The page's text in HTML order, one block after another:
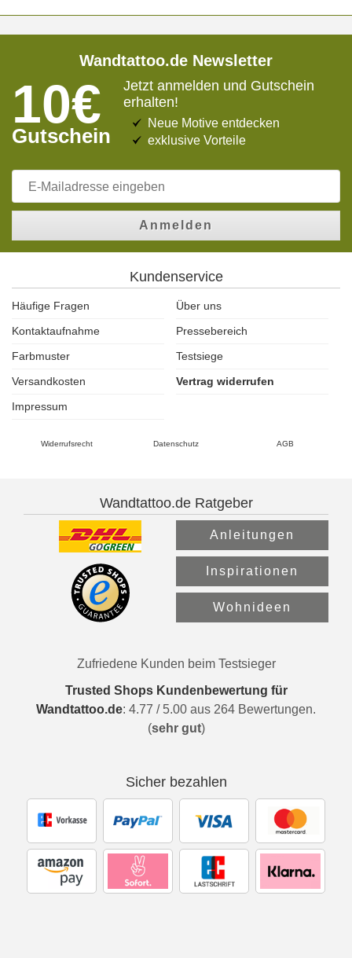
Wandtattoo.de Newsletter
10€
Gutschein
Jetzt anmelden und Gutschein
erhalten!
Neue Motive entdecken
exklusive Vorteile
Anmelden
Kundenservice
Häufige Fragen
Über uns
Kontaktaufnahme
Pressebereich
Farbmuster
Testsiege
Versandkosten
Vertrag widerrufen
Impressum
Widerrufsrecht Datenschutz AGB
Wandtattoo.de Ratgeber
Anleitungen
Inspirationen
Wohnideen
Zufriedene Kunden beim Testsieger
Trusted Shops Kundenbewertung für
Wandtattoo.de: 4.77 / 5.00 aus 264 Bewertungen.
(sehr gut)
Sicher bezahlen